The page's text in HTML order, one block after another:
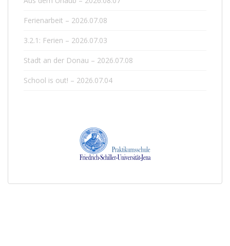
Ferienarbeit – 2026.07.08
3.2.1: Ferien – 2026.07.03
Stadt an der Donau – 2026.07.08
School is out! – 2026.07.04